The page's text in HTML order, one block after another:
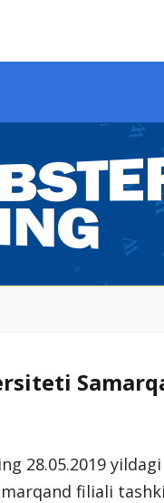
28.05.2019
filiali